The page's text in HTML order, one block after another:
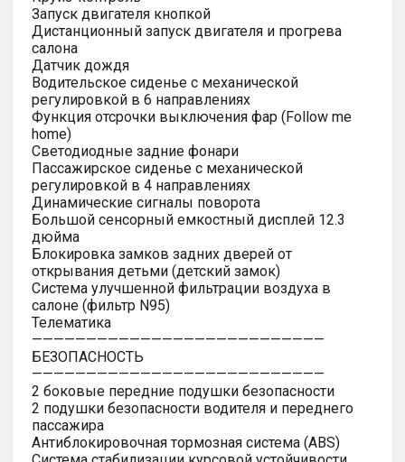
Запуск двигателя кнопкой
Дистанционный запуск двигателя и прогрева
салона
Датчик дождя
Водительское сиденье с механической
регулировкой в 6 направлениях
Функция отсрочки выключения фар (Follow me
home)
Светодиодные задние фонари
Пассажирское сиденье с механической
регулировкой в 4 направлениях
Динамические сигналы поворота
Большой сенсорный емкостный дисплей 12.3
дюйма
Блокировка замков задних дверей от
открывания детьми (детский замок)
Система улучшенной фильтрации воздуха в
салоне (фильтр N95)
Телематика
———————————————————————————
БЕЗОПАСНОСТЬ
———————————————————————————
2 боковые передние подушки безопасности
2 подушки безопасности водителя и переднего
пассажира
Антиблокировочная тормозная система (ABS)